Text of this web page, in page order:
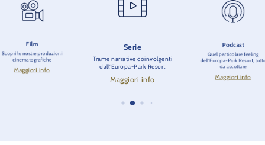
Film
Scopri le nostre produzioni
cinematografiche
Maggiori info
Serie
Trame narrative coinvolgenti
dall’Europa-Park Resort
Maggiori info
Podcast
Quel particolare feeling
dell’Europa-Park Resort,
da ascoltare
Maggiori info